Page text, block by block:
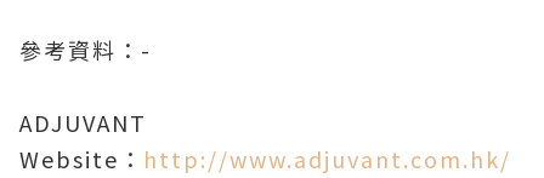
參考資料：-
ADJUVANT
Website： http://www.adjuvant.com.hk/